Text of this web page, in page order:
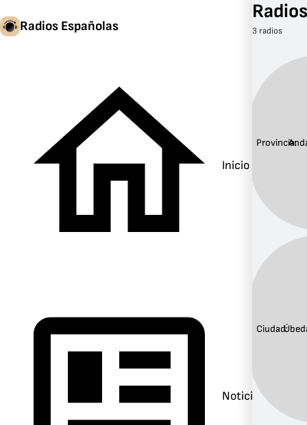
Radios Españolas
Inicio
Noticias
3 radios
Provincia:
Ciudad: